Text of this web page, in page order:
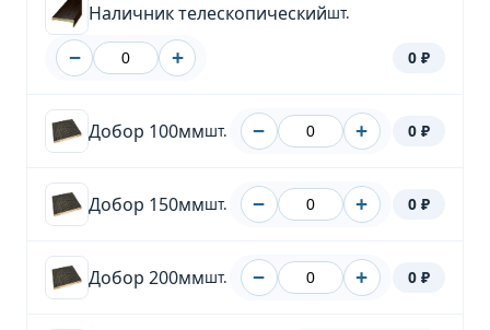
Наличник телескопическийшт.
− + 0 ₽
Добор 100ммшт. − + 0 ₽
Добор 150ммшт. − + 0 ₽
Добор 200ммшт. − + 0 ₽